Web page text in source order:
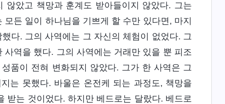
않았고 책망과 훈계도 받아들이지 않았다. 그는
든 일이 하나님을 기쁘게 할 수만 있다면, 마지
다. 그의 사역에는 그 자신의 체험이 없었다. 그
역을 했다. 그의 사역에는 거래만 있을 뿐 피조
품이 전혀 변화되지 않았다. 그가 한 사역은 그
는 못했다. 바울은 온전케 되는 과정도, 책망을
받는 것이었다. 하지만 베드로는 달랐다. 베드로